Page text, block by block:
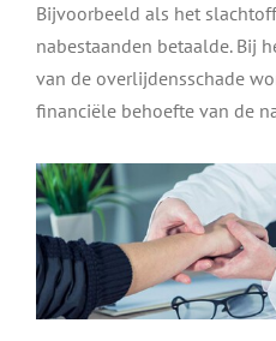
Bijvoorbeeld als het
nabestaanden betaalde. Bij
van de overlijdensschade
financiële behoefte van de